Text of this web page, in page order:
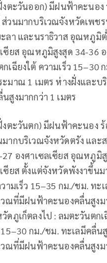
งตะวันออก) มีฝนฟ้าคะนอง
วนมากบริเวณจังหวัดเพชร
ลา และนราธิวาส อุณหภูมิ
ซียส อุณหภูมิสูงสุด 34-36 อ
เฉียงใต้ ความเร็ว 15–30
ะมาณ 1 เมตร ห่างฝั่งและ
สูงมากกว่า 1 เมตร
งตะวันตก) มีฝนฟ้าคะนอง ร้
ากบริเวณจังหวัดตรัง แล
27 องศาเซลเซียส อุณหภูมิ
ซียส ตั้งแต่จังหวัดพังงาขึ้น
วามเร็ว 15–35 กม./ชม. ทะ
วณที่มีฝนฟ้าคะนองคลื่นสูงม
ดภูเก็ตลงไป : ลมตะวันตกเ
15–30 กม./ชม. ทะเลมีคลื่น
วณที่มีฝนฟ้าคะนองคลื่นสูงม